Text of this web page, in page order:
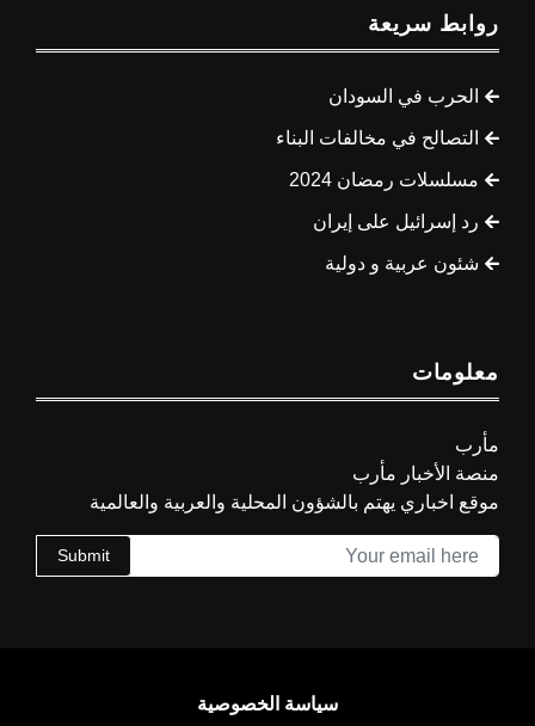
روابط سريعة
الحرب في السودان
التصالح في مخالفات البناء
مسلسلات رمضان 2024
رد إسرائيل على إيران
شئون عربية و دولية
معلومات
مأرب
منصة الأخبار مأرب
موقع اخباري يهتم بالشؤون المحلية والعربية والعالمية
Submit
سياسة الخصوصية